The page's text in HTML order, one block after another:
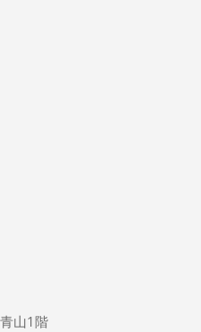
山1階